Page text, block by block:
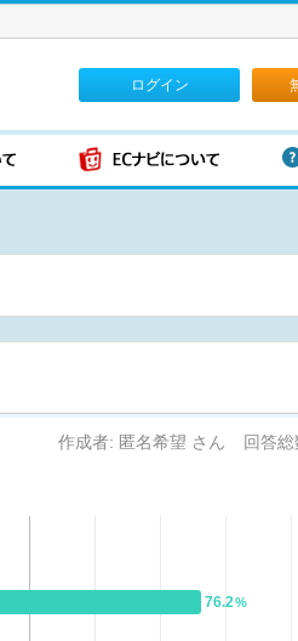
ログイン
回答
作成者: 匿名希望 さん
76.2%